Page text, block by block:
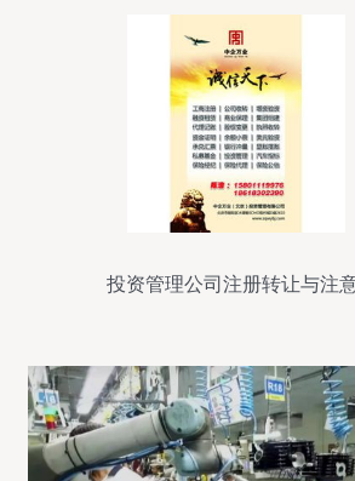
投资管理公司注册转让与注